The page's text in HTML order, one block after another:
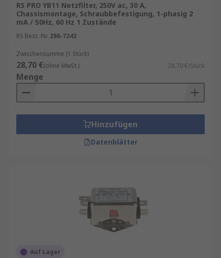
RS PRO YB11 Netzfilter, 250V ac, 30 A,
Chassismontage, Schraubbefestigung, 1-phasig 2
mA / 50Hz, 60 Hz 1 Zustände
RS Best.-Nr. 286-7242
Zwischensumme (1 Stück)
28,70 €(ohne MwSt.) 28,70 €/Stück
Menge
Hinzufügen
Datenblätter
Auf Lager